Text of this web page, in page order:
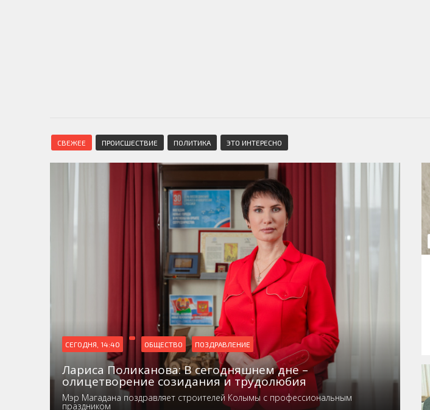
СВЕЖЕЕ ПРОИСШЕСТВИЕ ПОЛИТИКА ЭТО ИНТЕРЕСНО
СЕГОДНЯ, 14:40 ОБЩЕСТВО ПОЗДРАВЛЕНИЕ
Лариса Поликанова: В сегодняшнем дне –
олицетворение созидания и трудолюбия
Мэр Магадана поздравляет строителей Колымы с профессиональным
праздником